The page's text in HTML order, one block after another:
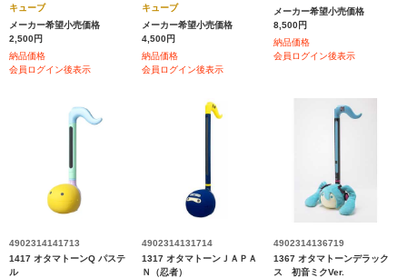
キューブ
メーカー希望小売価格
2,500円
納品価格
会員ログイン後表示
キューブ
メーカー希望小売価格
4,500円
納品価格
会員ログイン後表示
メーカー希望小売価格
8,500円
納品価格
会員ログイン後表示
4902314141713
1417 オタマトーンQ パステ
ル
4902314131714
1317 オタマトーンＪＡＰＡ
Ｎ（忍者）
4902314136719
1367 オタマトーンデラック
ス 初音ミクVer.